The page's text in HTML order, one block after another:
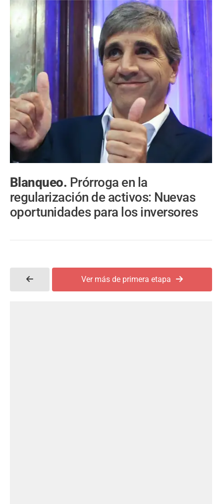
Blanqueo. Prórroga en la
regularización de activos: Nuevas
oportunidades para los inversores
Ver más de primera etapa